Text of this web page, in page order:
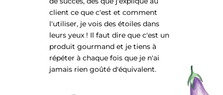
client ce que c'est et comment
l'utiliser, je vois des étoiles dans
leurs yeux ! Il faut dire que c'est un
produit gourmand et je tiens à
répéter à chaque fois que je n'ai
jamais rien goûté d'équivalent.